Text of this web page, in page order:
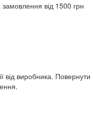
від 1500 грн
від виробника. Повернути